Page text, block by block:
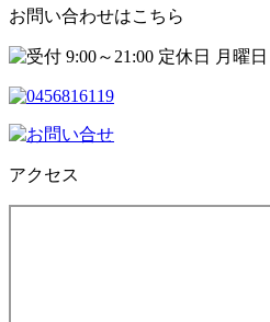
お問い合わせはこちら
アクセス